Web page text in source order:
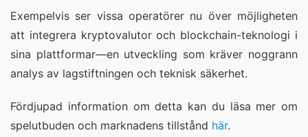
Exempelvis ser vissa operatörer nu över möjligheten
att integrera kryptovalutor och blockchain-teknologi i
sina plattformar—en utveckling som kräver noggrann
analys av lagstiftningen och teknisk säkerhet.
Fördjupad information om detta kan du läsa mer om
spelutbuden och marknadens tillstånd här.